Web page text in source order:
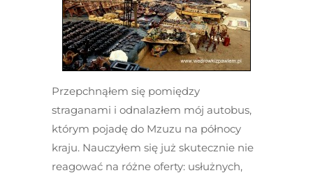
Przepchnąłem się pomiędzy
straganami i odnalazłem mój autobus,
którym pojadę do Mzuzu na północy
kraju. Nauczyłem się już skutecznie nie
reagować na różne oferty: usłużnych,